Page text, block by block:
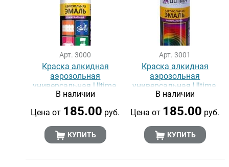
Арт. 3000
Краска алкидная
аэрозольная
универсальная Ultima,
БЕЛЫЙ МАТОВЫЙ RAL
9003, 520 мл
В наличии
Цена от 185.00 руб.
КУПИТЬ
Арт. 3001
Краска алкидная
аэрозольная
универсальная Ultima,
СИНИЙ RAL 5005, 520 мл
В наличии
Цена от 185.00 руб.
КУПИТЬ